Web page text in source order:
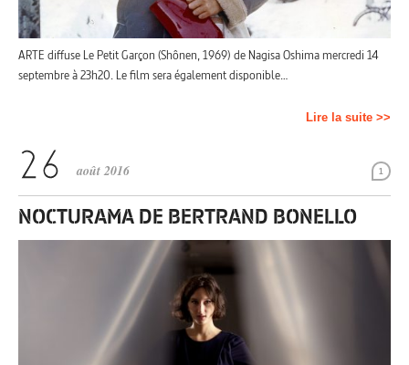
ARTE diffuse Le Petit Garçon (Shônen, 1969) de Nagisa Oshima mercredi 14
septembre à 23h20. Le film sera également disponible…
Lire la suite >>
1
août 2016
NOCTURAMA DE BERTRAND BONELLO